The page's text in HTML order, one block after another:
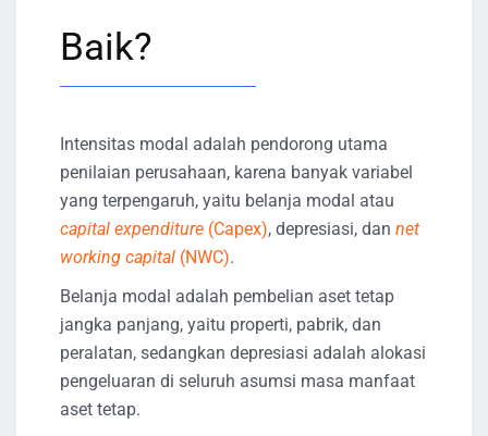
Baik?
Intensitas modal adalah pendorong utama
penilaian perusahaan, karena banyak variabel
yang terpengaruh, yaitu belanja modal atau
capital expenditure (Capex), depresiasi, dan net
working capital (NWC).
Belanja modal adalah pembelian aset tetap
jangka panjang, yaitu properti, pabrik, dan
peralatan, sedangkan depresiasi adalah alokasi
pengeluaran di seluruh asumsi masa manfaat
aset tetap.